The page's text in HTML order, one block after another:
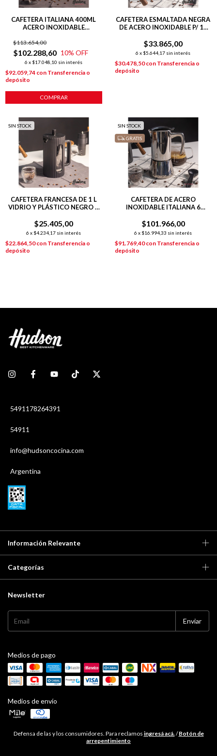
CAFETERA ITALIANA 400ML
ACERO INOXIDABLE
$102.288,60
$113.654,00
10% OFF
6 x $17.048,10 sin interés
$92.059,74 con Transferencia o
depósito
COMPRAR
CAFETERA ESMALTADA NEGRA
DE ACERO INOXIDABLE P/ 12
$33.865,00
6 x $5.644,17 sin interés
$30.478,50con Transferencia o
depósito
SIN STOCK
CAFETERA FRANCESA DE 1 L
VIDRIO Y PLÁSTICO NEGRO 9
$25.405,00
6 x $4.234,17 sin interés
$22.864,50con Transferencia o
depósito
SIN STOCK
GRATIS
CAFETERA DE ACERO
INOXIDABLE ITALIANA 6
$101.966,00
6 x $16.994,33 sin interés
$91.769,40con Transferencia o
depósito
5491178264391
54911
info@hudsoncocina.com
Argentina
Información Relevante
Categorías
Newsletter
Medios de pago
Medios de envío
Defensa de las y los consumidores. Para reclamos ingresá acá./ Botón de
arrepentimiento